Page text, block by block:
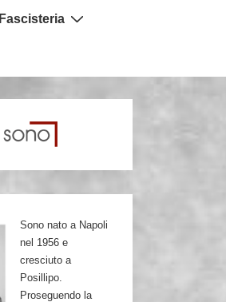
Fascisteria
Sono nato a Napoli
nel 1956 e
cresciuto a
Posillipo.
Proseguendo la